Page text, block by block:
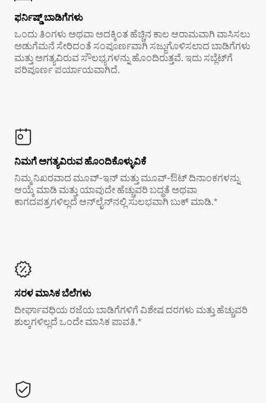
ಫರ್ನಿಷ್ಡ್ ಬಾಡಿಗೆಗಳು
ಒಂದು ತಿಂಗಳು ಅಥವಾ ಅದಕ್ಕಿಂತ ಹೆಚ್ಚಿನ ಕಾಲ ಆರಾಮವಾಗಿ ವಾಸಿಸಲು
ಅಡುಗೆಮನೆ ಸೇರಿದಂತೆ ಸಂಪೂರ್ಣವಾಗಿ ಸಜ್ಜುಗೊಳಿಸಲಾದ ಬಾಡಿಗೆಗಳು
ಮತ್ತು ಅಗತ್ಯವಿರುವ ಸೌಲಭ್ಯಗಳನ್ನು ಹೊಂದಿರುತ್ತವೆ. ಇದು ಸಬ್ಲೆಟ್‌ಗೆ
ಪರಿಪೂರ್ಣ ಪರ್ಯಾಯವಾಗಿದೆ.
ನಿಮಗೆ ಅಗತ್ಯವಿರುವ ಹೊಂದಿಕೊಳ್ಳುವಿಕೆ
ನಿಮ್ಮ ನಿಖರವಾದ ಮೂವ್-ಇನ್ ಮತ್ತು ಮೂವ್-ಔಟ್ ದಿನಾಂಕಗಳನ್ನು
ಆಯ್ಕೆ ಮಾಡಿ ಮತ್ತು ಯಾವುದೇ ಹೆಚ್ಚುವರಿ ಬದ್ಧತೆ ಅಥವಾ
ಕಾಗದಪತ್ರಗಳಿಲ್ಲದೆ ಆನ್‌ಲೈನ್‌ನಲ್ಲಿ ಸುಲಭವಾಗಿ ಬುಕ್ ಮಾಡಿ.*
ಸರಳ ಮಾಸಿಕ ಬೆಲೆಗಳು
ದೀರ್ಘಾವಧಿಯ ರಜೆಯ ಬಾಡಿಗೆಗಳಿಗೆ ವಿಶೇಷ ದರಗಳು ಮತ್ತು ಹೆಚ್ಚುವರಿ
ಶುಲ್ಕಗಳಿಲ್ಲದೆ ಒಂದೇ ಮಾಸಿಕ ಪಾವತಿ.*